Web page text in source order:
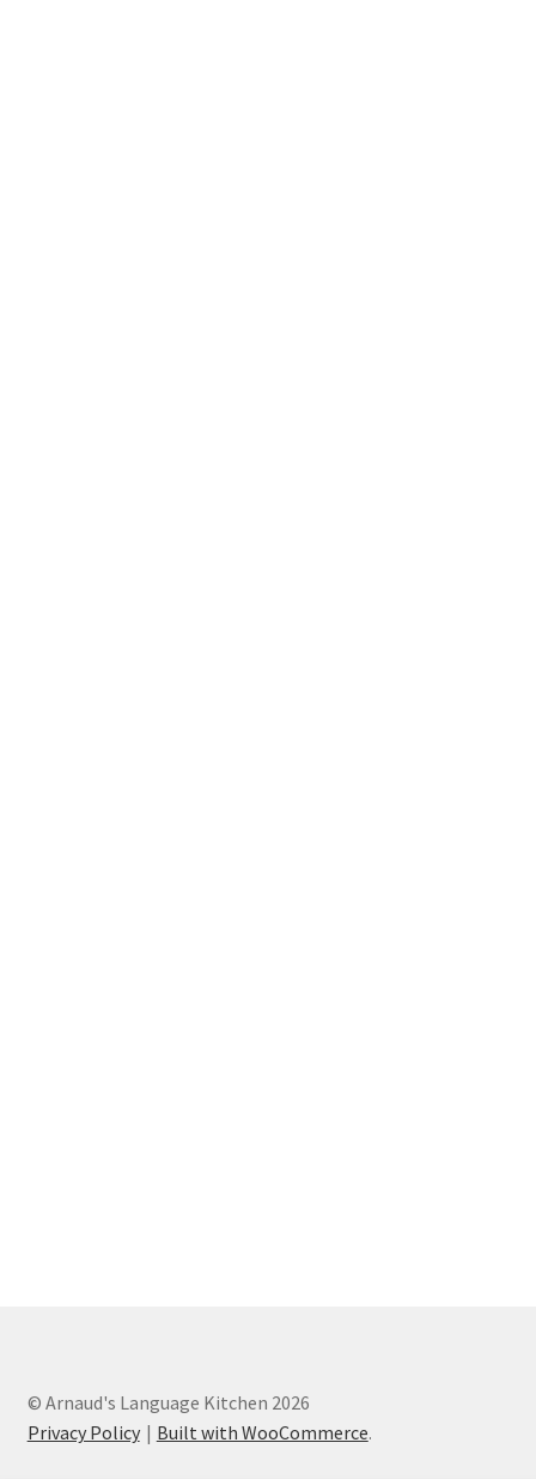
© Arnaud's Language Kitchen 2026
Privacy Policy
Built with WooCommerce.